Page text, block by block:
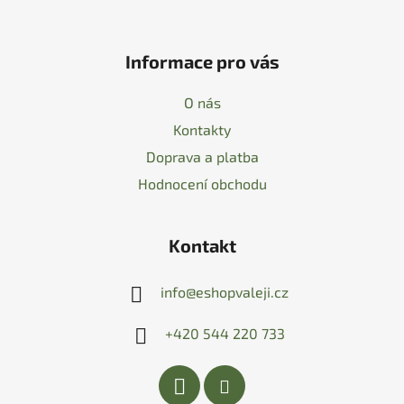
Informace pro vás
O nás
Kontakty
Doprava a platba
Hodnocení obchodu
Kontakt
info@eshopvaleji.cz
+420 544 220 733